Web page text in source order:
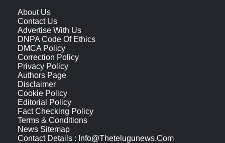
About Us
Contact Us
Advertise With Us
DNPA Code Of Ethics
DMCA Policy
Correction Policy
Privacy Policy
Authors Page
Disclaimer
Cookie Policy
Editorial Policy
Fact Checking Policy
Terms & Conditions
News Sitemap
Contact Details : Info@thetelugunews.com